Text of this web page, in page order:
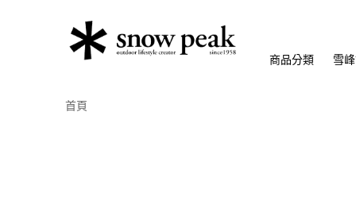
商品分類 雪
首頁